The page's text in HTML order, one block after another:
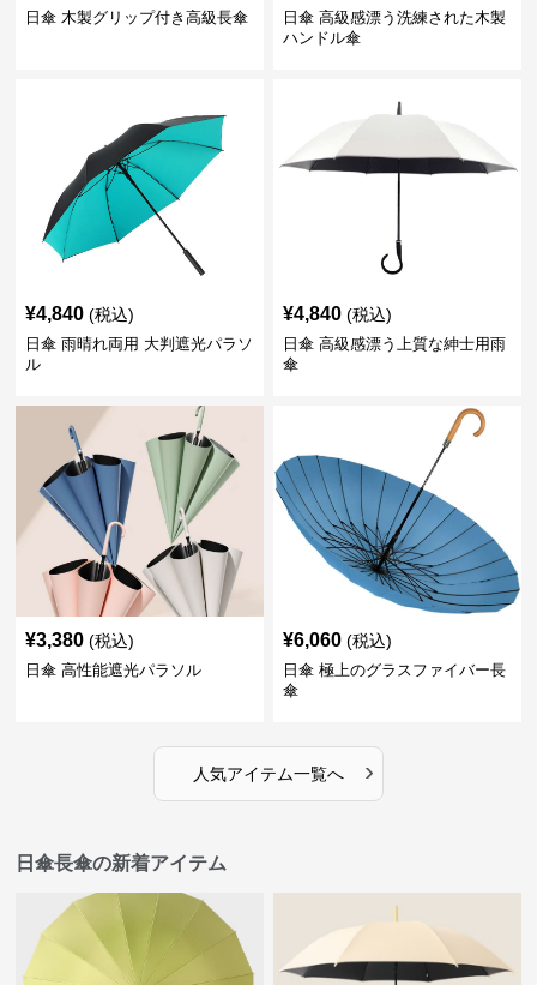
日傘 木製グリップ付き高級長傘
日傘 高級感漂う洗練された木製
ハンドル傘
¥4,840 (税込)
日傘 雨晴れ両用 大判遮光パラソ
ル
¥4,840 (税込)
日傘 高級感漂う上質な紳士用雨
傘
¥3,380 (税込)
日傘 高性能遮光パラソル
¥6,060 (税込)
日傘 極上のグラスファイバー長
傘
人気アイテム一覧へ ›
日傘長傘の新着アイテム